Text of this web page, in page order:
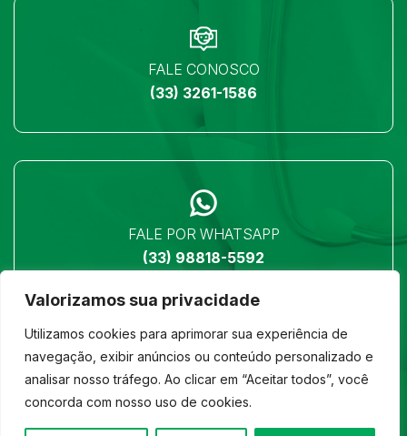
Valorizamos sua privacidade
Utilizamos cookies para aprimorar sua experiência de
navegação, exibir anúncios ou conteúdo personalizado e
analisar nosso tráfego. Ao clicar em “Aceitar todos”, você
concorda com nosso uso de cookies.
FALE CONOSCO
(33) 3261-1586
FALE POR WHATSAPP
(33) 98818-5592
LOCALIZAÇÃO